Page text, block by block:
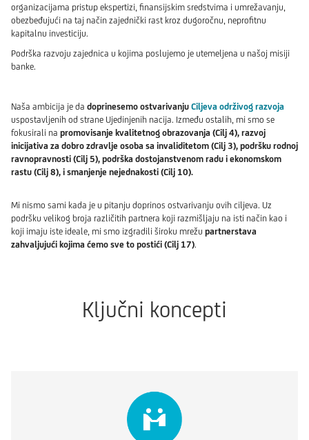
organizacijama pristup ekspertizi, finansijskim sredstvima i umrežavanju,
obezbeđujući na taj način zajednički rast kroz dugoročnu, neprofitnu
kapitalnu investiciju.
Podrška razvoju zajednica u kojima poslujemo je utemeljena u našoj misiji
banke.
Naša ambicija je da doprinesemo ostvarivanju Ciljeva održivog razvoja
uspostavljenih od strane Ujedinjenih nacija. Između ostalih, mi smo se
fokusirali na promovisanje kvalitetnog obrazovanja (Cilj 4), razvoj
inicijativa za dobro zdravlje osoba sa invaliditetom (Cilj 3), podršku rodnoj
ravnopravnosti (Cilj 5), podrška dostojanstvenom radu i ekonomskom
rastu (Cilj 8), i smanjenje nejednakosti (Cilj 10).
Mi nismo sami kada je u pitanju doprinos ostvarivanju ovih ciljeva. Uz
podršku velikog broja različitih partnera koji razmišljaju na isti način kao i
koji imaju iste ideale, mi smo izgradili široku mrežu partnerstava
zahvaljujući kojima ćemo sve to postići (Cilj 17).
Ključni koncepti